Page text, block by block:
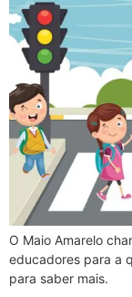
O Maio Amarelo
educadores para a
para saber mais.